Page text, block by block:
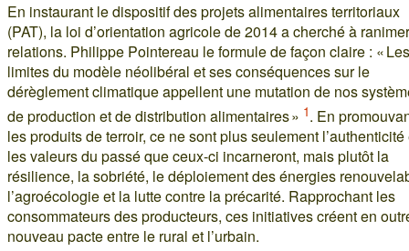
En instaurant le dispositif des projets alimentaires territoriaux
(PAT), la loi d’orientation agricole de 2014 a cherché à
relations. Philippe Pointereau le formule de façon claire : « Les
limites du modèle néolibéral et ses conséquences sur le
dérèglement climatique appellent une mutation de nos
de production et de distribution alimentaires » 1. En
les produits de terroir, ce ne sont plus seulement l’authenticité
les valeurs du passé que ceux-ci incarneront, mais plutôt la
résilience, la sobriété, le déploiement des énergies
l’agroécologie et la lutte contre la précarité. Rapprochant les
consommateurs des producteurs, ces initiatives créent en
nouveau pacte entre le rural et l’urbain.